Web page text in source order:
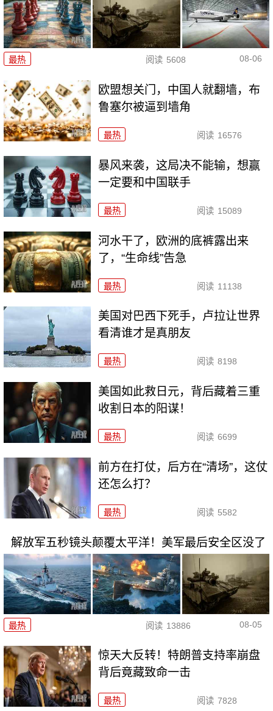
最热 阅读 5608 08-06
欧盟想关门，中国人就翻墙，布
鲁塞尔被逼到墙角
最热 阅读 16576
暴风来袭，这局决不能输，想赢
一定要和中国联手
最热 阅读 15089
河水干了，欧洲的底裤露出来
了，“生命线”告急
最热 阅读 11138
美国对巴西下死手，卢拉让世界
看清谁才是真朋友
最热 阅读 8198
美国如此救日元，背后藏着三重
收割日本的阳谋！
最热 阅读 6699
前方在打仗，后方在“清场”，这仗
还怎么打？
最热 阅读 5582
解放军五秒镜头颠覆太平洋！美军最后安全区没了
最热 阅读 13886 08-05
惊天大反转！特朗普支持率崩盘
背后竟藏致命一击
最热 阅读 7828